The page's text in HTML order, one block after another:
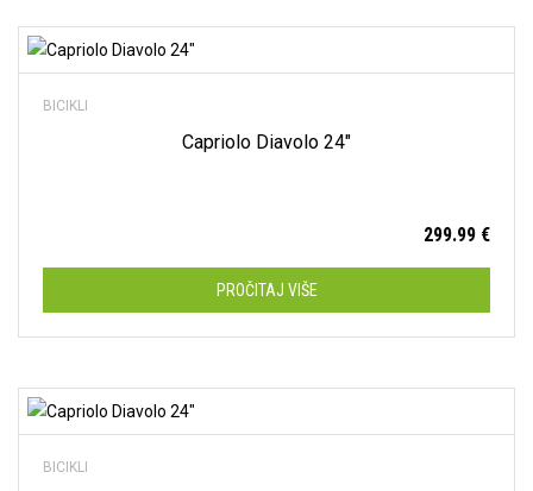
BICIKLI
Capriolo Diavolo 24″
299.99 €
PROČITAJ VIŠE
BICIKLI